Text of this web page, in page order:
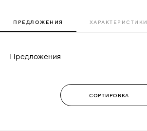
ПРЕДЛОЖЕНИЯ ХАРАКТЕРИСТИКИ
Предложения